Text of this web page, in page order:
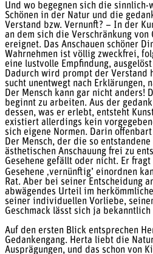
Und wo begegnen sich die sinnlich-
Schönen in der Natur und die
Verstand bzw. Vernunft? – In der
an dem sich die Verschränkung von
ereignet. Das Anschauen schöner
Wahrnehmen ist völlig zweckfrei,
eine lustvolle Empfindung,
Dadurch wird prompt der Verstand
sucht unentwegt nach Erklärungen,
Der Mensch kann gar nicht anders!
beginnt zu arbeiten. Aus der
dessen, was er erlebt, entsteht
existiert allerdings kein
sich eigene Normen. Darin
Der Mensch, der die so
ästhetischen Anschauung frei zu
Gesehene gefällt oder nicht. Er
Gesehene ‚vernünftig’ einordnen
Rat. Aber bei seiner Entscheidung
abwägendes Urteil im
seiner individuellen Vorliebe,
Geschmack lässt sich ja
Auf den ersten Blick entsprechen
Gedankengang. Herta liebt die
Ausprägungen, und das schon von